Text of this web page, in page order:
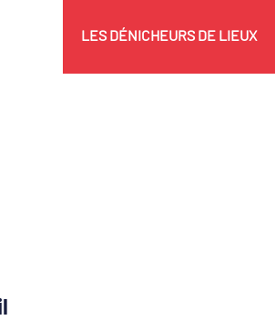
LES DÉNICHEURS DE LIEUX